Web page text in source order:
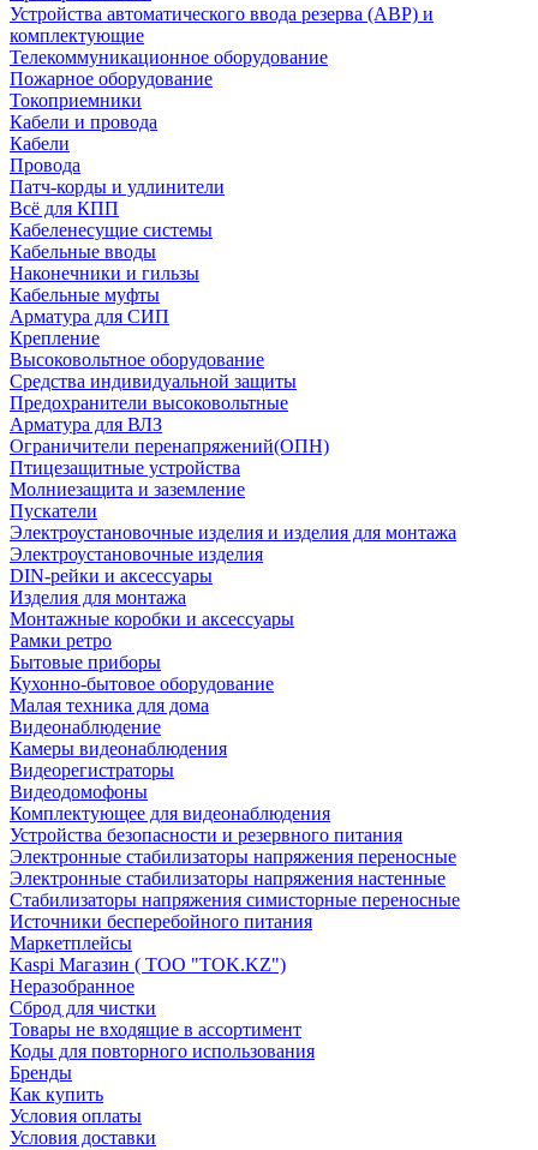
Устройства автоматического ввода резерва (АВР) и
комплектующие
Телекоммуникационное оборудование
Пожарное оборудование
Токоприемники
Кабели и провода
Кабели
Провода
Патч-корды и удлинители
Всё для КПП
Кабеленесущие системы
Кабельные вводы
Наконечники и гильзы
Кабельные муфты
Арматура для СИП
Крепление
Высоковольтное оборудование
Средства индивидуальной защиты
Предохранители высоковольтные
Арматура для ВЛЗ
Ограничители перенапряжений(ОПН)
Птицезащитные устройства
Молниезащита и заземление
Пускатели
Электроустановочные изделия и изделия для монтажа
Электроустановочные изделия
DIN-рейки и аксессуары
Изделия для монтажа
Монтажные коробки и аксессуары
Рамки ретро
Бытовые приборы
Кухонно-бытовое оборудование
Малая техника для дома
Видеонаблюдение
Камеры видеонаблюдения
Видеорегистраторы
Видеодомофоны
Комплектующее для видеонаблюдения
Устройства безопасности и резервного питания
Электронные стабилизаторы напряжения переносные
Электронные стабилизаторы напряжения настенные
Стабилизаторы напряжения симисторные переносные
Источники бесперебойного питания
Маркетплейсы
Kaspi Магазин ( ТОО "TOK.KZ")
Неразобранное
Сброд для чистки
Товары не входящие в ассортимент
Коды для повторного использования
Бренды
Как купить
Условия оплаты
Условия доставки